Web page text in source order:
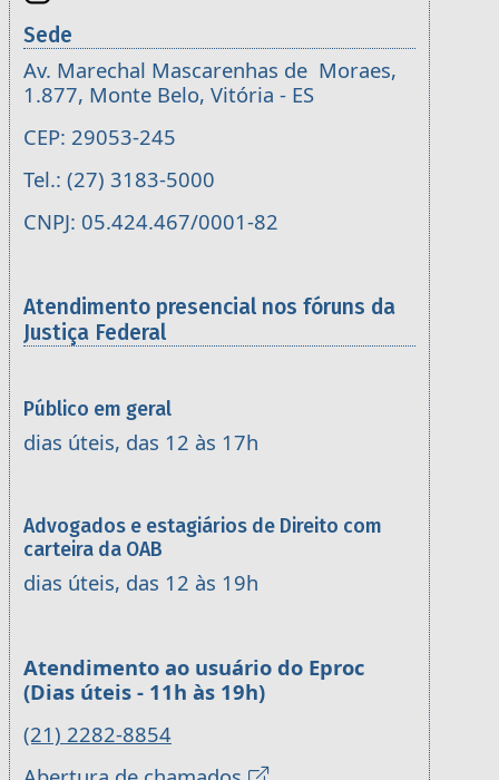
Sede
Av. Marechal Mascarenhas de Moraes,
1.877, Monte Belo, Vitória - ES
CEP: 29053-245
Tel.: (27) 3183-5000
CNPJ: 05.424.467/0001-82
Atendimento presencial nos fóruns da
Justiça Federal
Público em geral
dias úteis, das 12 às 17h
Advogados e estagiários de Direito com
carteira da OAB
dias úteis, das 12 às 19h
Atendimento ao usuário do Eproc
(Dias úteis - 11h às 19h)
(21) 2282-8854